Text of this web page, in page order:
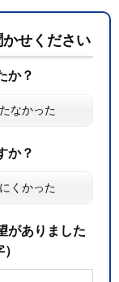
せください
か？
なかった
か？
くかった
がありました